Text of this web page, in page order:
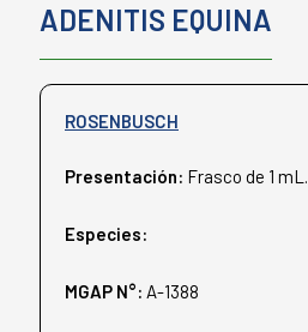
ADENITIS EQUINA
ROSENBUSCH
Presentación: Frasco de 1 mL.
Especies:
MGAP N°: A-1388